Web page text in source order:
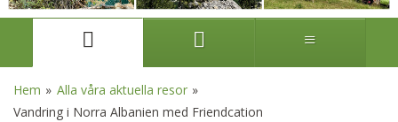
Hem » Alla våra aktuella resor »
Vandring i Norra Albanien med Friendcation